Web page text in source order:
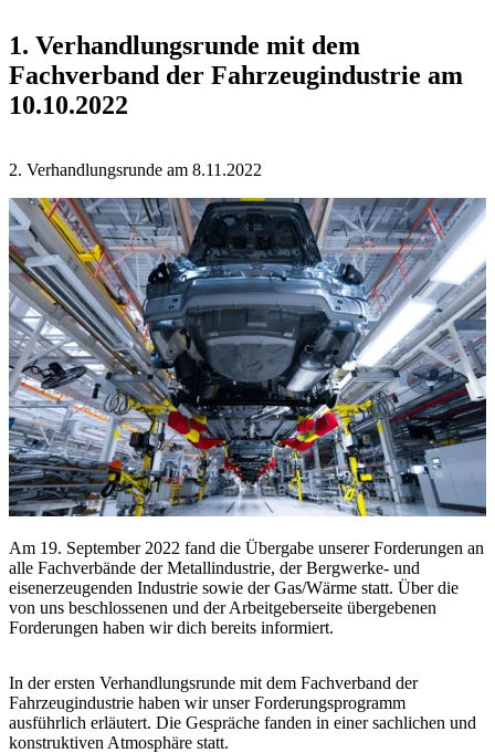
1. Verhandlungsrunde mit dem
Fachverband der Fahrzeugindustrie am
10.10.2022
2. Verhandlungsrunde am 8.11.2022
Am 19. September 2022 fand die Übergabe unserer Forderungen an
alle Fachverbände der Metallindustrie, der Bergwerke- und
eisenerzeugenden Industrie sowie der Gas/Wärme statt. Über die
von uns beschlossenen und der Arbeitgeberseite übergebenen
Forderungen haben wir dich bereits informiert.
In der ersten Verhandlungsrunde mit dem Fachverband der
Fahrzeugindustrie haben wir unser Forderungsprogramm
ausführlich erläutert. Die Gespräche fanden in einer sachlichen und
konstruktiven Atmosphäre statt.